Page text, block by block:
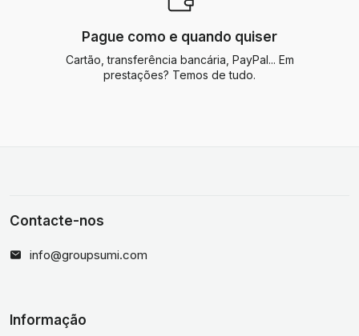
Pague como e quando quiser
Cartão, transferência bancária, PayPal... Em
prestações? Temos de tudo.
Contacte-nos
info@groupsumi.com
Informação